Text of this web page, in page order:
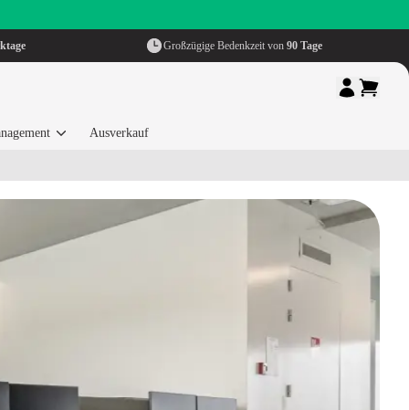
Großzügige Bedenkzeit von 90 Tage
Ausverkauf